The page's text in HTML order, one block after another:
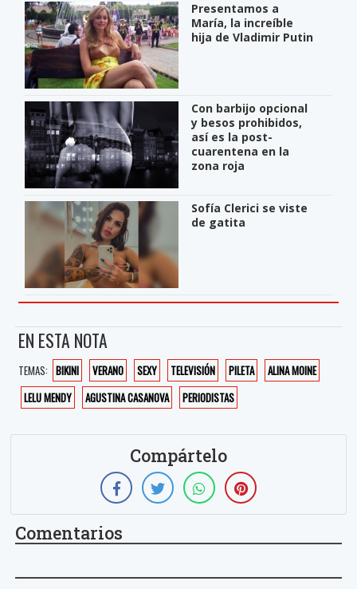
Presentamos a
María, la increíble
hija de Vladimir Putin
Con barbijo opcional
y besos prohibidos,
así es la post-
cuarentena en la
zona roja
Sofía Clerici se viste
de gatita
EN ESTA NOTA
TEMAS: BIKINI VERANO SEXY TELEVISIÓN PILETA
ALINA MOINE
LELU MENDY
AGUSTINA CASANOVA PERIODISTAS
Compártelo
Comentarios